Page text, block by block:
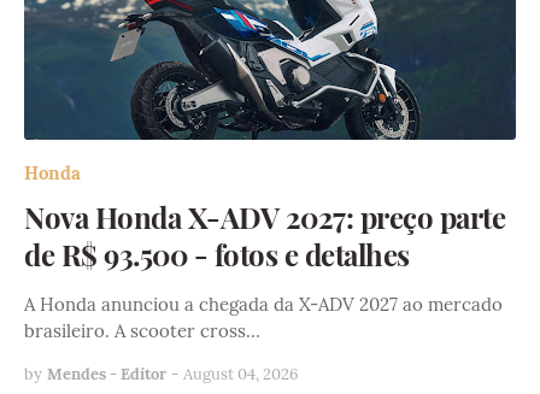
Honda
Nova Honda X-ADV 2027: preço parte
de R$ 93.500 - fotos e detalhes
A Honda anunciou a chegada da X-ADV 2027 ao mercado
brasileiro. A scooter cross…
by Mendes - Editor - August 04, 2026